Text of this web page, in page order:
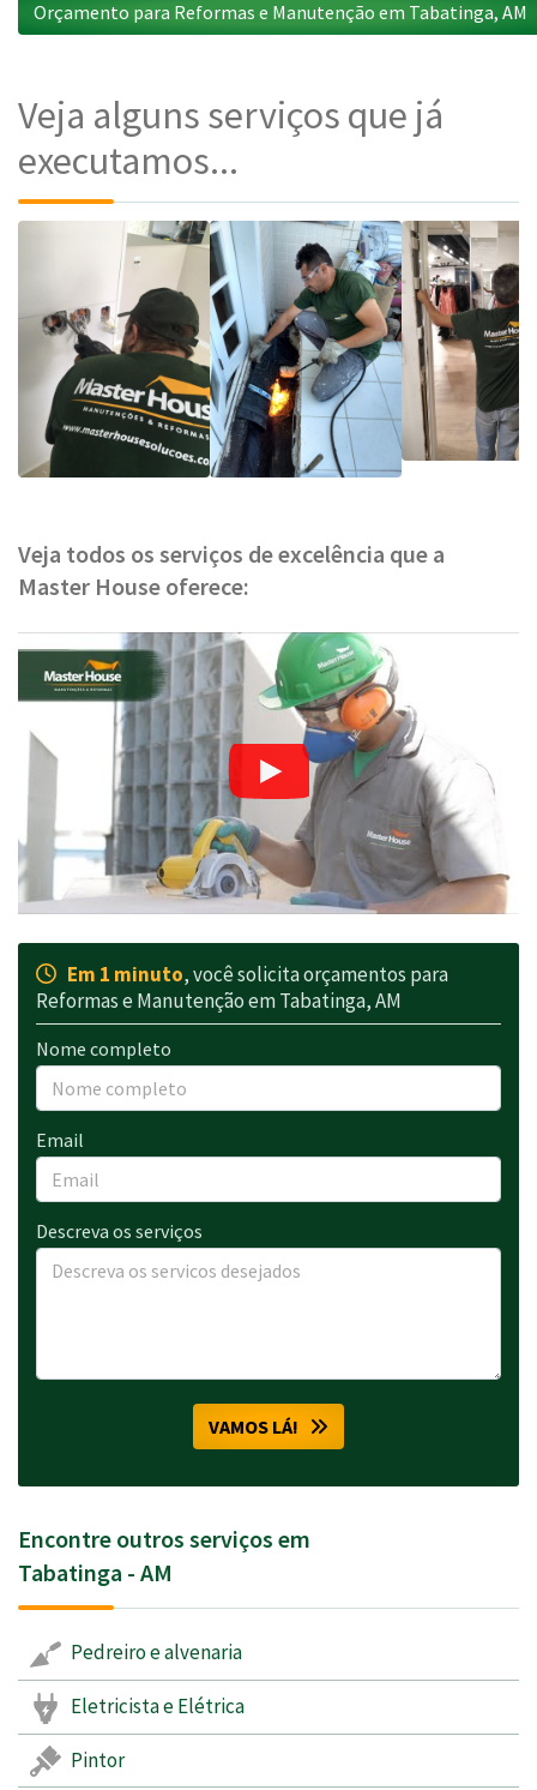
Orçamento para Reformas e Manutenção em Tabatinga, AM
Veja alguns serviços que já
executamos...
Veja todos os serviços de excelência que a
Master House oferece:
Em 1 minuto, você solicita orçamentos para
Reformas e Manutenção em Tabatinga, AM
Nome completo
Email
Descreva os serviços
VAMOS LÁ!
Encontre outros serviços em
Tabatinga - AM
Pedreiro e alvenaria
Eletricista e Elétrica
Pintor